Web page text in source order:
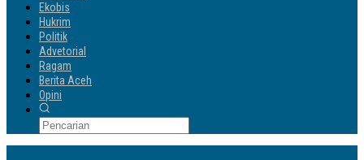
Ekobis
Hukrim
Politik
Advetorial
Ragam
Berita Aceh
Opini